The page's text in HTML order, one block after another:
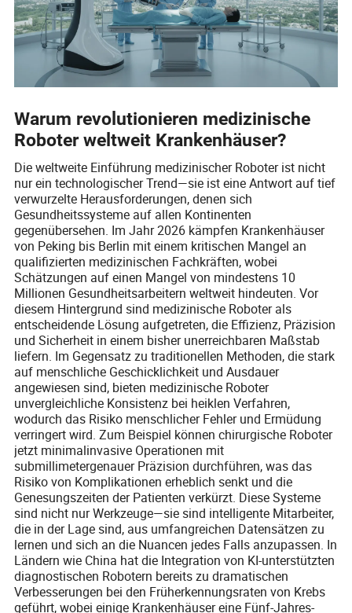
Warum revolutionieren medizinische
Roboter weltweit Krankenhäuser?
Die weltweite Einführung medizinischer Roboter ist nicht
nur ein technologischer Trend—sie ist eine Antwort auf tief
verwurzelte Herausforderungen, denen sich
Gesundheitssysteme auf allen Kontinenten
gegenübersehen. Im Jahr 2026 kämpfen Krankenhäuser
von Peking bis Berlin mit einem kritischen Mangel an
qualifizierten medizinischen Fachkräften, wobei
Schätzungen auf einen Mangel von mindestens 10
Millionen Gesundheitsarbeitern weltweit hindeuten. Vor
diesem Hintergrund sind medizinische Roboter als
entscheidende Lösung aufgetreten, die Effizienz, Präzision
und Sicherheit in einem bisher unerreichbaren Maßstab
liefern. Im Gegensatz zu traditionellen Methoden, die stark
auf menschliche Geschicklichkeit und Ausdauer
angewiesen sind, bieten medizinische Roboter
unvergleichliche Konsistenz bei heiklen Verfahren,
wodurch das Risiko menschlicher Fehler und Ermüdung
verringert wird. Zum Beispiel können chirurgische Roboter
jetzt minimalinvasive Operationen mit
submillimetergenauer Präzision durchführen, was das
Risiko von Komplikationen erheblich senkt und die
Genesungszeiten der Patienten verkürzt. Diese Systeme
sind nicht nur Werkzeuge—sie sind intelligente Mitarbeiter,
die in der Lage sind, aus umfangreichen Datensätzen zu
lernen und sich an die Nuancen jedes Falls anzupassen. In
Ländern wie China hat die Integration von KI-unterstützten
diagnostischen Robotern bereits zu dramatischen
Verbesserungen bei den Früherkennungsraten von Krebs
geführt, wobei einige Krankenhäuser eine Fünf-Jahres-